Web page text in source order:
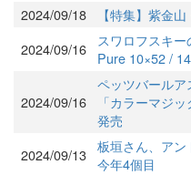
2024/09/18
【特集】紫金
2024/09/16
スワロフスキ
Pure 10×52 /
2024/09/16
ペッツバール
「カラーマジ
発売
2024/09/13 板垣さん、アン
今年4個目